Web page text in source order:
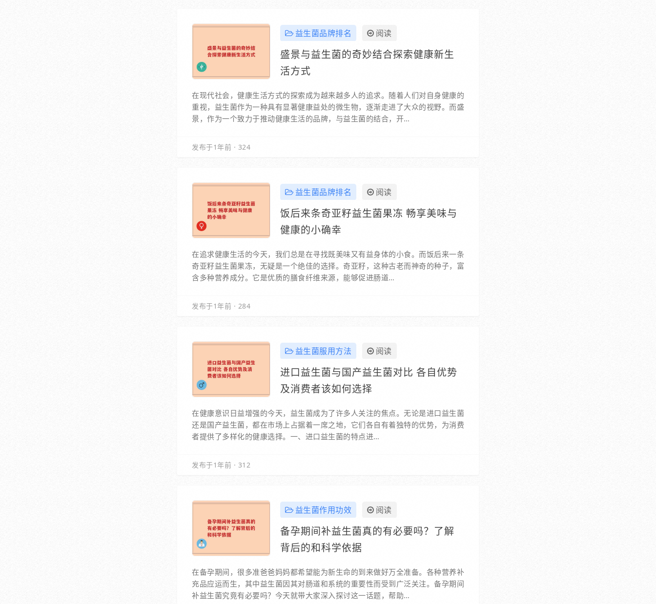
益生菌品牌排名 阅读
盛景与益生菌的奇妙结合探索健康新生
活方式
在现代社会，健康生活方式的探索成为越来越多人的追求。随着人们对自身健康的
重视，益生菌作为一种具有显著健康益处的微生物，逐渐走进了大众的视野。而盛
景，作为一个致力于推动健康生活的品牌，与益生菌的结合，开…
发布于1年前 · 324
益生菌品牌排名 阅读
饭后来条奇亚籽益生菌果冻 畅享美味与
健康的小确幸
在追求健康生活的今天，我们总是在寻找既美味又有益身体的小食。而饭后来一条
奇亚籽益生菌果冻，无疑是一个绝佳的选择。奇亚籽，这种古老而神奇的种子，富
含多种营养成分。它是优质的膳食纤维来源，能够促进肠道…
发布于1年前 · 284
益生菌服用方法 阅读
进口益生菌与国产益生菌对比 各自优势
及消费者该如何选择
在健康意识日益增强的今天，益生菌成为了许多人关注的焦点。无论是进口益生菌
还是国产益生菌，都在市场上占据着一席之地，它们各自有着独特的优势，为消费
者提供了多样化的健康选择。一、进口益生菌的特点进…
发布于1年前 · 312
益生菌作用功效 阅读
备孕期间补益生菌真的有必要吗？了解
背后的和科学依据
在备孕期间，很多准爸爸妈妈都希望能为新生命的到来做好万全准备。各种营养补
充品应运而生，其中益生菌因其对肠道和系统的重要性而受到广泛关注。备孕期间
补益生菌究竟有必要吗？今天就带大家深入探讨这一话题，帮助…